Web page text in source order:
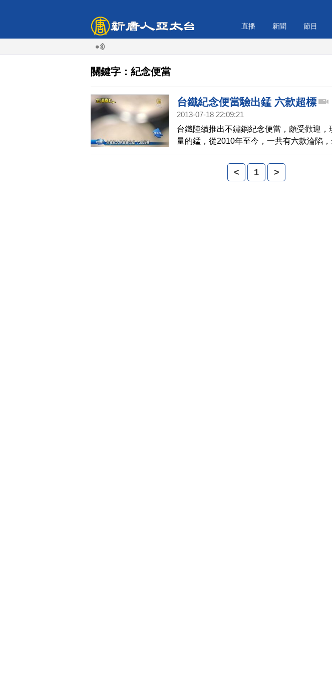
直播 新聞 節目
關鍵字：紀念便當
台鐵紀念便當驗出錳 六款超標
2013-07-18 22:09:21
台鐵陸續推出不鏽鋼紀念便當，頗受歡迎，
量的錳，從2010年至今，一共有六款淪陷
倍。醫師懷疑，廠商可能是要省成本，儘
出，機會不高，但人體萬一攝取過多的錳將
宣布將全面回收退費，並向製造廠商求償。
< 1 >